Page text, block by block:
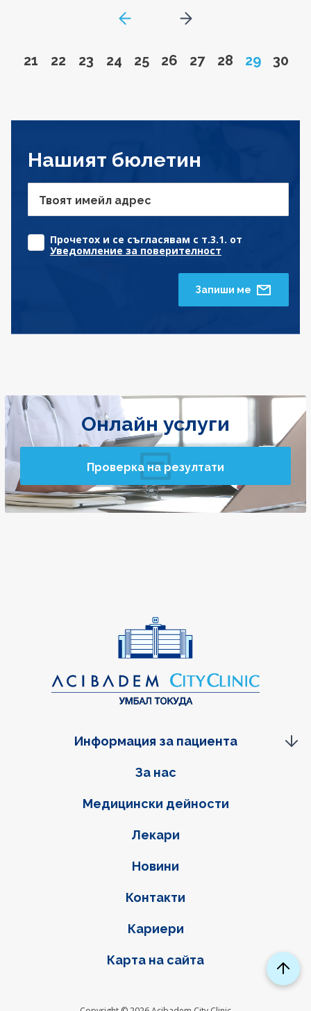
GoToPreviousPage
Go to page
21 Go to page
22 Go to page
23 Go to page
24 Go to page
25 Go to page
26 Go to page
27 Go to page
28 Page
29 Go
30
Go to next page
Нашият бюлетин
Твоят имейл адрес
Прочетох и се съгласявам с т.3.1. от
Уведомление за поверителност
Запиши ме
Онлайн услуги
Проверка на резултати
Фуутер навигация
За нас
Медицински дейности
Лекари
Новини
Контакти
Кариери
Карта на сайта
Информация за пациента